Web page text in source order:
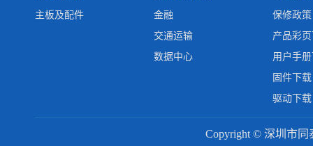
主板及配件
金融
交通运输
数据中心
保修政策
产品彩
用户手
固件下载
驱动下载
Copyright © 深圳市同